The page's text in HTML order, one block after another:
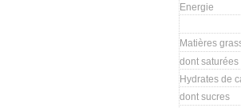
Energie
Matières
dont saturées
Hydrates de
dont sucres